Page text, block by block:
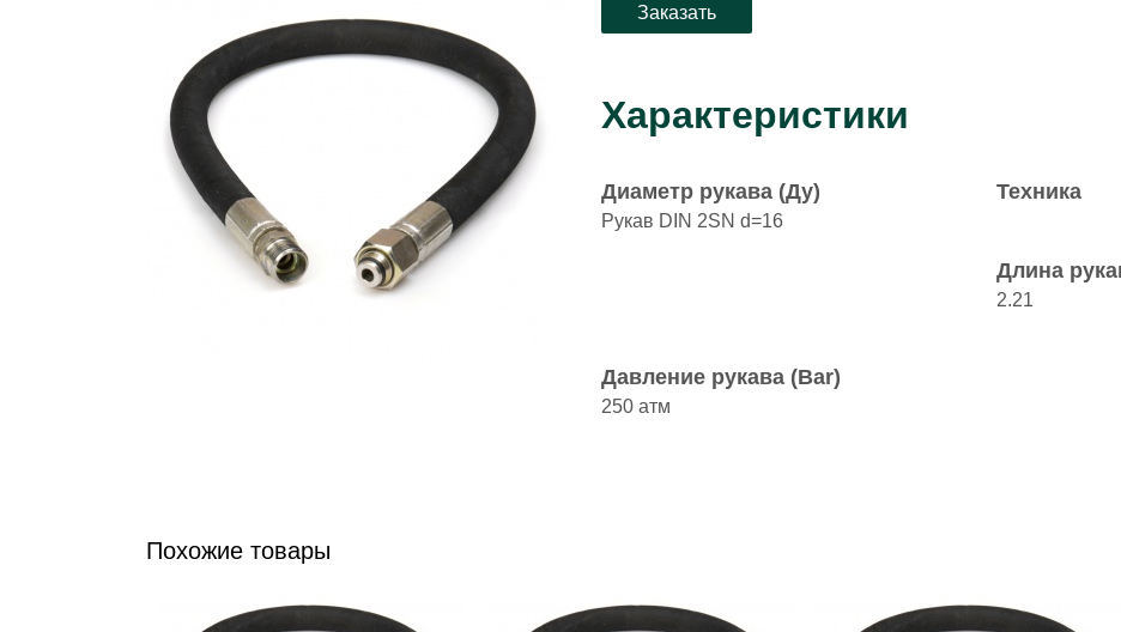
Характеристики
Диаметр рукава (Ду)
Рукав DIN 2SN d=16
Техника
Длина
2.21
Давление рукава (Bar)
250 атм
Похожие товары